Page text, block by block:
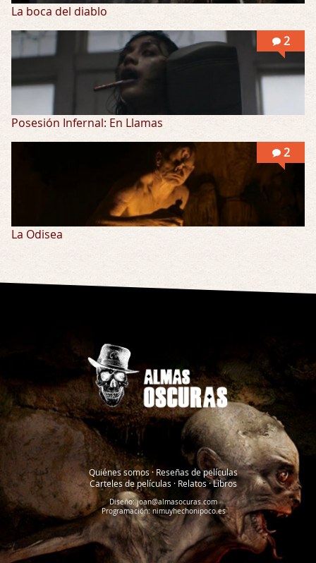
La boca del diablo
2
Posesión Infernal: En Llamas
2
La Odisea
Quiénes somos·Reseñas de películas
Carteles de películas · Relatos·Libros
Diseño:joan@almasocuras.com
Programación:nimuyhechonipoco.es